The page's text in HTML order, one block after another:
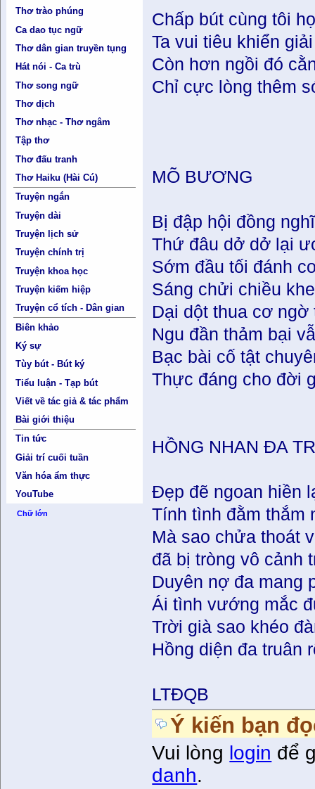
Thơ trào phúng
Ca dao tục ngữ
Thơ dân gian truyền tụng
Hát nói - Ca trù
Thơ song ngữ
Thơ dịch
Thơ nhạc - Thơ ngâm
Tập thơ
Thơ đấu tranh
Thơ Haiku (Hài Cú)
Truyện ngắn
Truyện dài
Truyện lịch sử
Truyện chính trị
Truyện khoa học
Truyện kiếm hiệp
Truyện cổ tích - Dân gian
Biên khảo
Ký sự
Tùy bút - Bút ký
Tiểu luận - Tạp bút
Viết về tác giả & tác phẩm
Bài giới thiệu
Tin tức
Giải trí cuối tuần
Văn hóa ẩm thực
YouTube
Chữ lớn
Chấp bút cùng tôi
Ta vui tiêu khiển
Còn hơn ngồi đó
Chỉ cực lòng thêm
MÕ BƯƠNG
Bị đập hội đồng
Thứ đâu dở dở lại
Sớm đầu tối đánh
Sáng chửi chiều
Dại dột thua cơ ngờ
Ngu đần thảm bại
Bạc bài cố tật
Thực đáng cho đời
HỒNG NHAN ĐA
Đẹp đẽ ngoan hiền
Tính tình đằm thắm
Mà sao chửa thoát
đã bị tròng vô cảnh
Duyên nợ đa mang
Ái tình vướng mắc
Trời già sao khéo
Hồng diện đa truân
LTĐQB
Ý kiến bạn
Vui lòng login để
danh.